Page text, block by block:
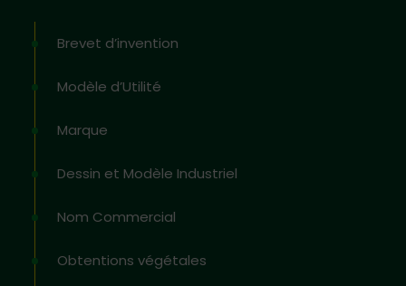
Brevet d’invention
Modèle d’Utilité
Marque
Dessin et Modèle Industriel
Nom Commercial
Obtentions végétales